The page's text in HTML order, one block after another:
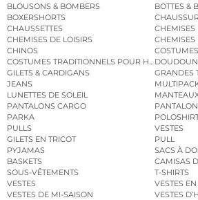
BLOUSONS & BOMBERS
BOTTES &
BOXERSHORTS
CHAUSSETTES
CHEMISES
CHEMISES DE LOISIRS
CHEMISES
CHINOS
COSTUMES
COSTUMES TRADITIONNELS POUR HOMME
GILETS & CARDIGANS
GRANDES
JEANS
LUNETTES DE SOLEIL
PANTALONS CARGO
PARKA
PULLS
VESTES
GILETS EN TRICOT
PULL
PYJAMAS
SACS À
BASKETS
CAMISAS
SOUS-VÊTEMENTS
T-SHIRTS
VESTES
VESTES
VESTES DE MI-SAISON
VESTES